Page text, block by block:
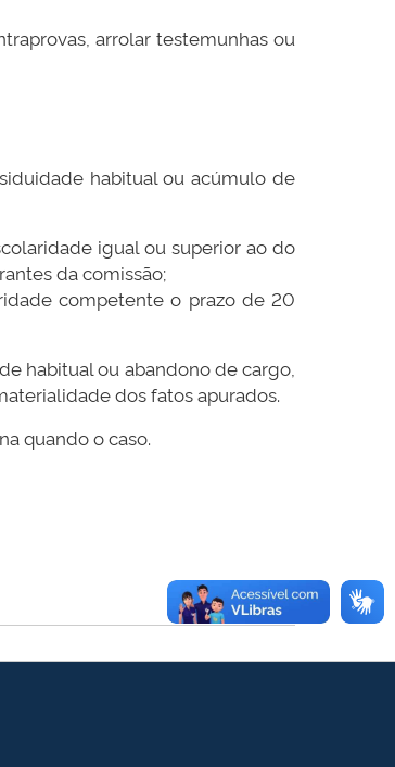
arrolar testemunhas ou
habitual ou acúmulo de
igual ou superior ao do
da comissão;
competente o prazo de 20
habitual ou abandono de cargo,
dos fatos apurados.
quando o caso.